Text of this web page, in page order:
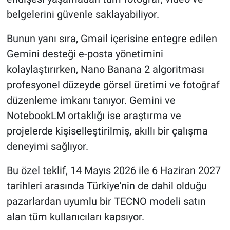
belgelerini güvenle saklayabiliyor.
Bunun yanı sıra, Gmail içerisine entegre edilen
Gemini desteği e-posta yönetimini
kolaylaştırırken, Nano Banana 2 algoritması
profesyonel düzeyde görsel üretimi ve fotoğraf
düzenleme imkanı tanıyor. Gemini ve
NotebookLM ortaklığı ise araştırma ve
projelerde kişiselleştirilmiş, akıllı bir çalışma
deneyimi sağlıyor.
Bu özel teklif, 14 Mayıs 2026 ile 6 Haziran 2027
tarihleri arasında Türkiye'nin de dahil olduğu
pazarlardan uyumlu bir TECNO modeli satın
alan tüm kullanıcıları kapsıyor.